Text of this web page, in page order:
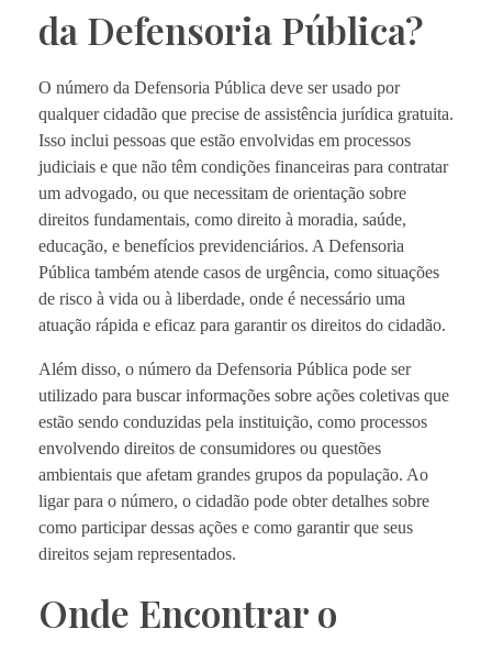
da Defensoria Pública?
O número da Defensoria Pública deve ser usado por
qualquer cidadão que precise de assistência jurídica gratuita.
Isso inclui pessoas que estão envolvidas em processos
judiciais e que não têm condições financeiras para contratar
um advogado, ou que necessitam de orientação sobre
direitos fundamentais, como direito à moradia, saúde,
educação, e benefícios previdenciários. A Defensoria
Pública também atende casos de urgência, como situações
de risco à vida ou à liberdade, onde é necessário uma
atuação rápida e eficaz para garantir os direitos do cidadão.
Além disso, o número da Defensoria Pública pode ser
utilizado para buscar informações sobre ações coletivas que
estão sendo conduzidas pela instituição, como processos
envolvendo direitos de consumidores ou questões
ambientais que afetam grandes grupos da população. Ao
ligar para o número, o cidadão pode obter detalhes sobre
como participar dessas ações e como garantir que seus
direitos sejam representados.
Onde Encontrar o